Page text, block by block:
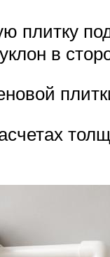
плитку
в